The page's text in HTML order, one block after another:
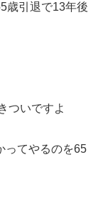
歳引退で13年後
ついですよ
ってやるのを65